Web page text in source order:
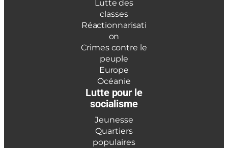
Lutte des
classes
Réactionnarisati
on
Crimes contre le
peuple
Europe
Océanie
Lutte pour le
socialisme
Jeunesse
Quartiers
populaires